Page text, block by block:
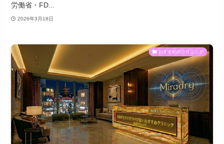
労働省・FD...
2026年3月18日
おすすめのクリニック